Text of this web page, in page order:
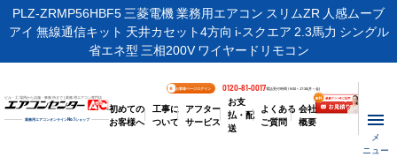
PLZ-ZRMP56HBF5 三菱電機 業務用エアコン スリムZR 人感ムーブ
アイ 無線通信キット 天井カセット4方向 i-スクエア 2.3馬力 シングル
省エネ型 三相200V ワイヤードリモコン
ビル・工場用から店舗・事務所まで | 業務用エアコン専門店
業務用エアコンオンラインNo.1ショップ
お客様ページログイン 0120-81-0017電話受付時間 / 9:00～17:30(月～金)
初めての
お客様へ
工事に
ついて
アフター
サービス
お支
払・配
送
よくある
ご質問
会社
概要
メ
ニュー